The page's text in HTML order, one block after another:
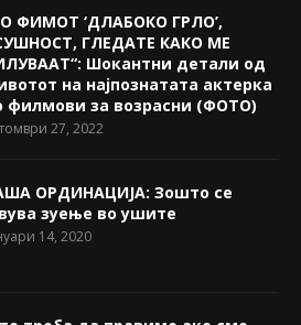
ФИМОТ ‘ДЛАБОКО ГРЛО’,
ГЛЕДАТЕ КАКО МЕ
Шокантни детали од
на најпознатата актерка
филмови за возрасни (ФОТО)
27, 2022
ОРДИНАЦИЈА: Зошто се
зуење во ушите
14, 2020